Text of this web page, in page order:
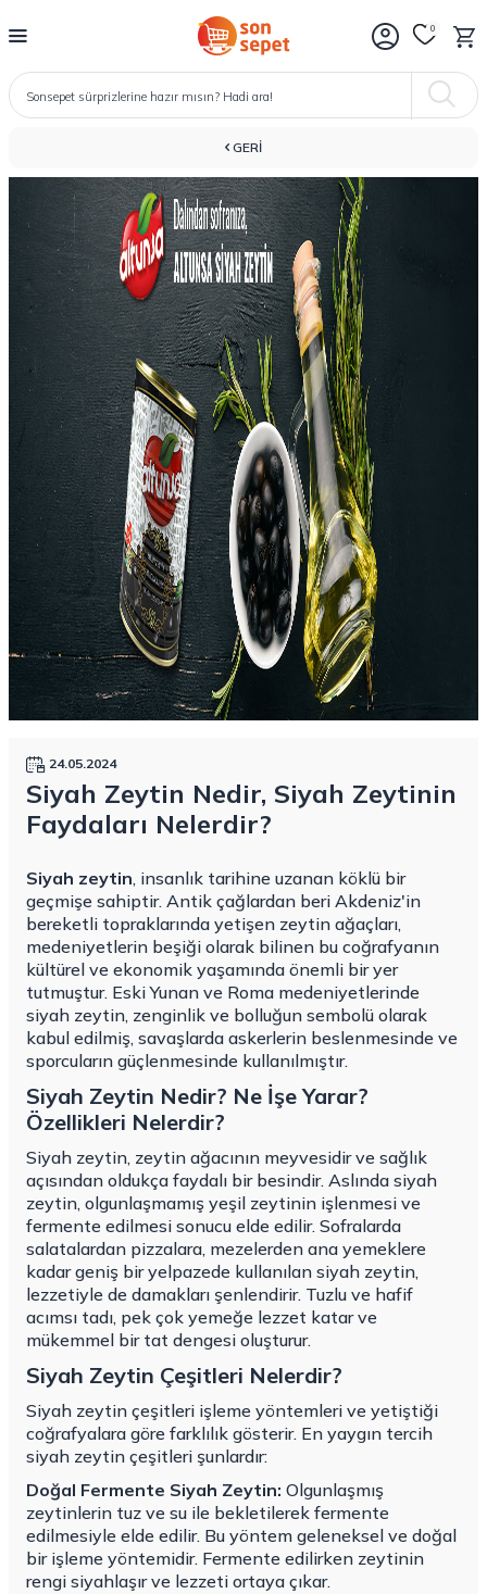
0
GERI
24.05.2024
Siyah Zeytin Nedir, Siyah Zeytinin
Faydaları Nelerdir?
Siyah zeytin, insanlık tarihine uzanan köklü bir
geçmişe sahiptir. Antik çağlardan beri Akdeniz'in
bereketli topraklarında yetişen zeytin ağaçları,
medeniyetlerin beşiği olarak bilinen bu coğrafyanın
kültürel ve ekonomik yaşamında önemli bir yer
tutmuştur. Eski Yunan ve Roma medeniyetlerinde
siyah zeytin, zenginlik ve bolluğun sembolü olarak
kabul edilmiş, savaşlarda askerlerin beslenmesinde ve
sporcuların güçlenmesinde kullanılmıştır.
Siyah Zeytin Nedir? Ne İşe Yarar?
Özellikleri Nelerdir?
Siyah zeytin, zeytin ağacının meyvesidir ve sağlık
açısından oldukça faydalı bir besindir. Aslında siyah
zeytin, olgunlaşmamış yeşil zeytinin işlenmesi ve
fermente edilmesi sonucu elde edilir. Sofralarda
salatalardan pizzalara, mezelerden ana yemeklere
kadar geniş bir yelpazede kullanılan siyah zeytin,
lezzetiyle de damakları şenlendirir. Tuzlu ve hafif
acımsı tadı, pek çok yemeğe lezzet katar ve
mükemmel bir tat dengesi oluşturur.
Siyah Zeytin Çeşitleri Nelerdir?
Siyah zeytin çeşitleri işleme yöntemleri ve yetiştiği
coğrafyalara göre farklılık gösterir. En yaygın tercih
siyah zeytin çeşitleri şunlardır:
Doğal Fermente Siyah Zeytin: Olgunlaşmış
zeytinlerin tuz ve su ile bekletilerek fermente
edilmesiyle elde edilir. Bu yöntem geleneksel ve doğal
bir işleme yöntemidir. Fermente edilirken zeytinin
rengi siyahlaşır ve lezzeti ortaya çıkar.